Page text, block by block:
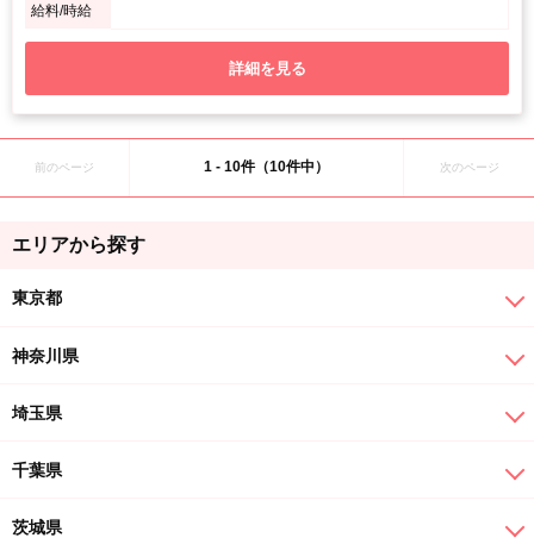
給料/時給
詳細を見る
前のページ 1 - 10件（10件中） 次のページ
エリアから探す
東京都
神奈川県
埼玉県
千葉県
茨城県